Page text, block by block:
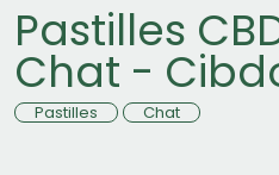
Pastilles
Chat -
Pastilles Chat